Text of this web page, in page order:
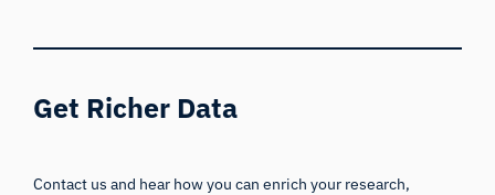
Get Richer Data
Contact us and hear how you can enrich your research,